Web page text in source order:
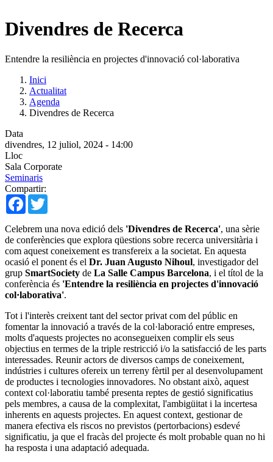
Divendres de Recerca
Entendre la resiliència en projectes d'innovació col·laborativa
Inici
Actualitat
Agenda
Divendres de Recerca
Data
divendres, 12 juliol, 2024 - 14:00
Lloc
Sala Corporate
Seminaris
Compartir:
Facebook
Celebrem una nova edició dels 'Divendres de Recerca', una sèrie
de conferències que explora qüestions sobre recerca universitària i
com aquest coneixement es transfereix a la societat. En aquesta
ocasió el ponent és el Dr. Juan Augusto Nihoul, investigador del
grup SmartSociety de La Salle Campus Barcelona, i el títol de la
conferència és 'Entendre la resiliència en projectes d'innovació
col·laborativa'.
Tot i l'interès creixent tant del sector privat com del públic en
fomentar la innovació a través de la col·laboració entre empreses,
molts d'aquests projectes no aconsegueixen complir els seus
objectius en termes de la triple restricció i/o la satisfacció de les parts
interessades. Reunir actors de diversos camps de coneixement,
indústries i cultures ofereix un terreny fèrtil per al desenvolupament
de productes i tecnologies innovadores. No obstant això, aquest
context col·laboratiu també presenta reptes de gestió significatius
pels membres, a causa de la complexitat, l'ambigüitat i la incertesa
inherents en aquests projectes. En aquest context, gestionar de
manera efectiva els riscos no previstos (pertorbacions) esdevé
significatiu, ja que el fracàs del projecte és molt probable quan no hi
ha resposta i una adaptació adequada.